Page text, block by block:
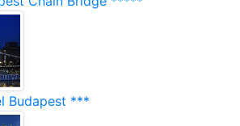
Budapest ***